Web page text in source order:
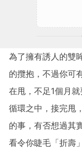
為了擁有誘人的雙
的攬抱，不過你可
在甩，不足1個月
循環之中，接完甩
的事，有否想過其
看令你睫毛「折壽